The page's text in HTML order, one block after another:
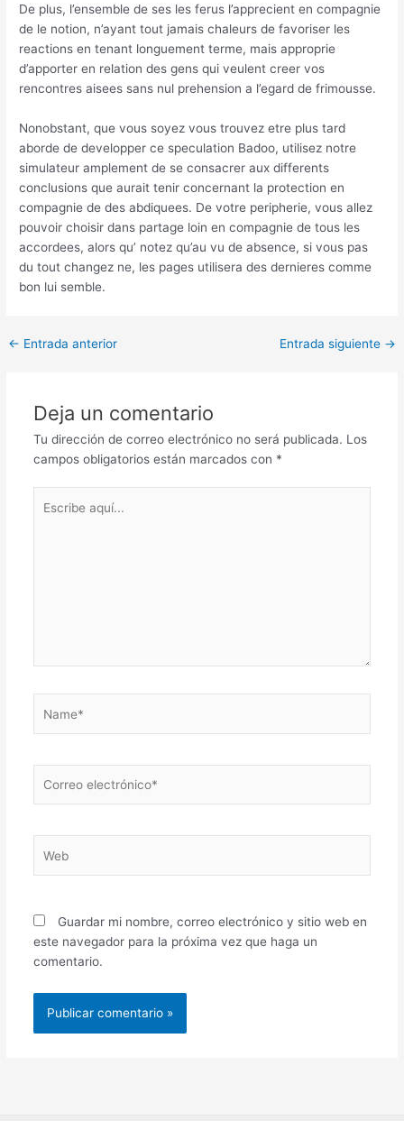
De plus, l’ensemble de ses les ferus l’apprecient en compagnie
de le notion, n’ayant tout jamais chaleurs de favoriser les
reactions en tenant longuement terme, mais approprie
d’apporter en relation des gens qui veulent creer vos
rencontres aisees sans nul prehension a l’egard de frimousse.
Nonobstant, que vous soyez vous trouvez etre plus tard
aborde de developper ce speculation Badoo, utilisez notre
simulateur amplement de se consacrer aux differents
conclusions que aurait tenir concernant la protection en
compagnie de des abdiquees. De votre peripherie, vous allez
pouvoir choisir dans partage loin en compagnie de tous les
accordees, alors qu’ notez qu’au vu de absence, si vous pas
du tout changez ne, les pages utilisera des dernieres comme
bon lui semble.
Post
← Entrada anterior Entrada siguiente →
Deja un comentario
Tu dirección de correo electrónico no será publicada. Los
campos obligatorios están marcados con *
aquí...
electrónico*
Guardar mi nombre, correo electrónico y sitio web en
este navegador para la próxima vez que haga un
comentario.